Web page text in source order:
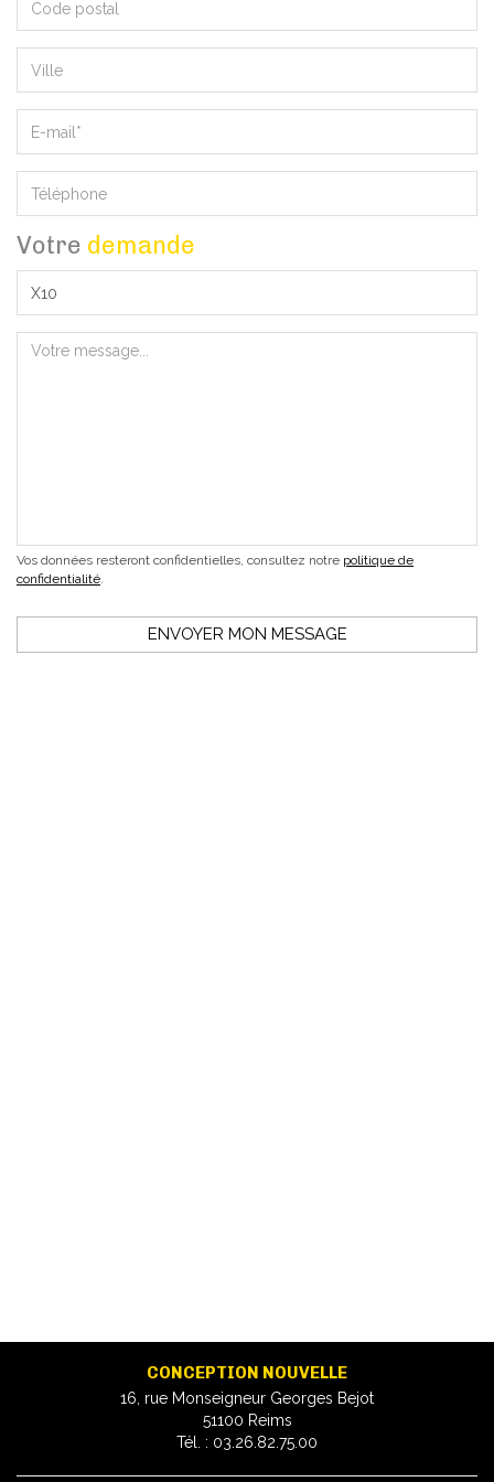
Votre demande
Vos données resteront confidentielles, consultez notre politique de
confidentialité.
ENVOYER MON MESSAGE
CONCEPTION NOUVELLE
16, rue Monseigneur Georges Bejot
51100 Reims
Tél. : 03.26.82.75.00